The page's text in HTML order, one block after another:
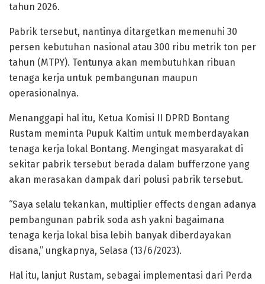
tahun 2026.
Pabrik tersebut, nantinya ditargetkan memenuhi 30
persen kebutuhan nasional atau 300 ribu metrik ton per
tahun (MTPY). Tentunya akan membutuhkan ribuan
tenaga kerja untuk pembangunan maupun
operasionalnya.
Menanggapi hal itu, Ketua Komisi II DPRD Bontang
Rustam meminta Pupuk Kaltim untuk memberdayakan
tenaga kerja lokal Bontang. Mengingat masyarakat di
sekitar pabrik tersebut berada dalam bufferzone yang
akan merasakan dampak dari polusi pabrik tersebut.
“Saya selalu tekankan, multiplier effects dengan adanya
pembangunan pabrik soda ash yakni bagaimana
tenaga kerja lokal bisa lebih banyak diberdayakan
disana,” ungkapnya, Selasa (13/6/2023).
Hal itu, lanjut Rustam, sebagai implementasi dari Perda